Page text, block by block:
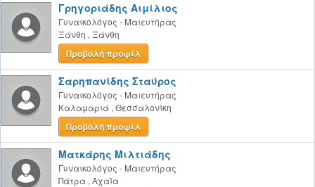
Γρηγοριάδης Αιμίλιος
Γυναικολόγος - Μαιευτήρας
Ξάνθη , Ξάνθη
Προβολή προφίλ
Σαρηπανίδης Σταύρος
Γυναικολόγος - Μαιευτήρας
Καλαμαριά , Θεσσαλονίκη
Προβολή προφίλ
Ματκάρης Μιλτιάδης
Γυναικολόγος - Μαιευτήρας
Πάτρα , Αχαΐα